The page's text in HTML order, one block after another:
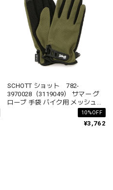
SCHOTT ショット 782-
3970028（3119049） サマー グ
ローブ 手袋 バイク用 メッシュ素
材 スマホ対応 メンズ レディース
10%OFF
¥3,762